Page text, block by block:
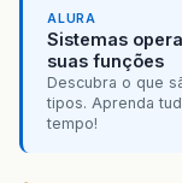
ALURA
Sistemas
suas funções
Descubra o que
tipos. Aprenda
tempo!